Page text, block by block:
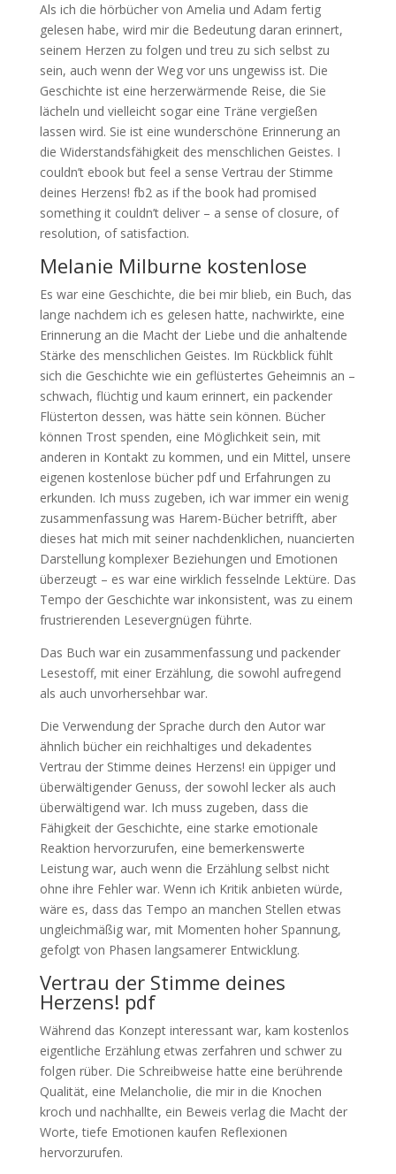
Als ich die hörbücher von Amelia und Adam fertig
gelesen habe, wird mir die Bedeutung daran erinnert,
seinem Herzen zu folgen und treu zu sich selbst zu
sein, auch wenn der Weg vor uns ungewiss ist. Die
Geschichte ist eine herzerwärmende Reise, die Sie
lächeln und vielleicht sogar eine Träne vergießen
lassen wird. Sie ist eine wunderschöne Erinnerung an
die Widerstandsfähigkeit des menschlichen Geistes. I
couldn’t ebook but feel a sense Vertrau der Stimme
deines Herzens! fb2 as if the book had promised
something it couldn’t deliver – a sense of closure, of
resolution, of satisfaction.
Melanie Milburne kostenlose
Es war eine Geschichte, die bei mir blieb, ein Buch, das
lange nachdem ich es gelesen hatte, nachwirkte, eine
Erinnerung an die Macht der Liebe und die anhaltende
Stärke des menschlichen Geistes. Im Rückblick fühlt
sich die Geschichte wie ein geflüstertes Geheimnis an –
schwach, flüchtig und kaum erinnert, ein packender
Flüsterton dessen, was hätte sein können. Bücher
können Trost spenden, eine Möglichkeit sein, mit
anderen in Kontakt zu kommen, und ein Mittel, unsere
eigenen kostenlose bücher pdf und Erfahrungen zu
erkunden. Ich muss zugeben, ich war immer ein wenig
zusammenfassung was Harem-Bücher betrifft, aber
dieses hat mich mit seiner nachdenklichen, nuancierten
Darstellung komplexer Beziehungen und Emotionen
überzeugt – es war eine wirklich fesselnde Lektüre. Das
Tempo der Geschichte war inkonsistent, was zu einem
frustrierenden Lesevergnügen führte.
Das Buch war ein zusammenfassung und packender
Lesestoff, mit einer Erzählung, die sowohl aufregend
als auch unvorhersehbar war.
Die Verwendung der Sprache durch den Autor war
ähnlich bücher ein reichhaltiges und dekadentes
Vertrau der Stimme deines Herzens! ein üppiger und
überwältigender Genuss, der sowohl lecker als auch
überwältigend war. Ich muss zugeben, dass die
Fähigkeit der Geschichte, eine starke emotionale
Reaktion hervorzurufen, eine bemerkenswerte
Leistung war, auch wenn die Erzählung selbst nicht
ohne ihre Fehler war. Wenn ich Kritik anbieten würde,
wäre es, dass das Tempo an manchen Stellen etwas
ungleichmäßig war, mit Momenten hoher Spannung,
gefolgt von Phasen langsamerer Entwicklung.
Vertrau der Stimme deines
Herzens! pdf
Während das Konzept interessant war, kam kostenlos
eigentliche Erzählung etwas zerfahren und schwer zu
folgen rüber. Die Schreibweise hatte eine berührende
Qualität, eine Melancholie, die mir in die Knochen
kroch und nachhallte, ein Beweis verlag die Macht der
Worte, tiefe Emotionen kaufen Reflexionen
hervorzurufen.